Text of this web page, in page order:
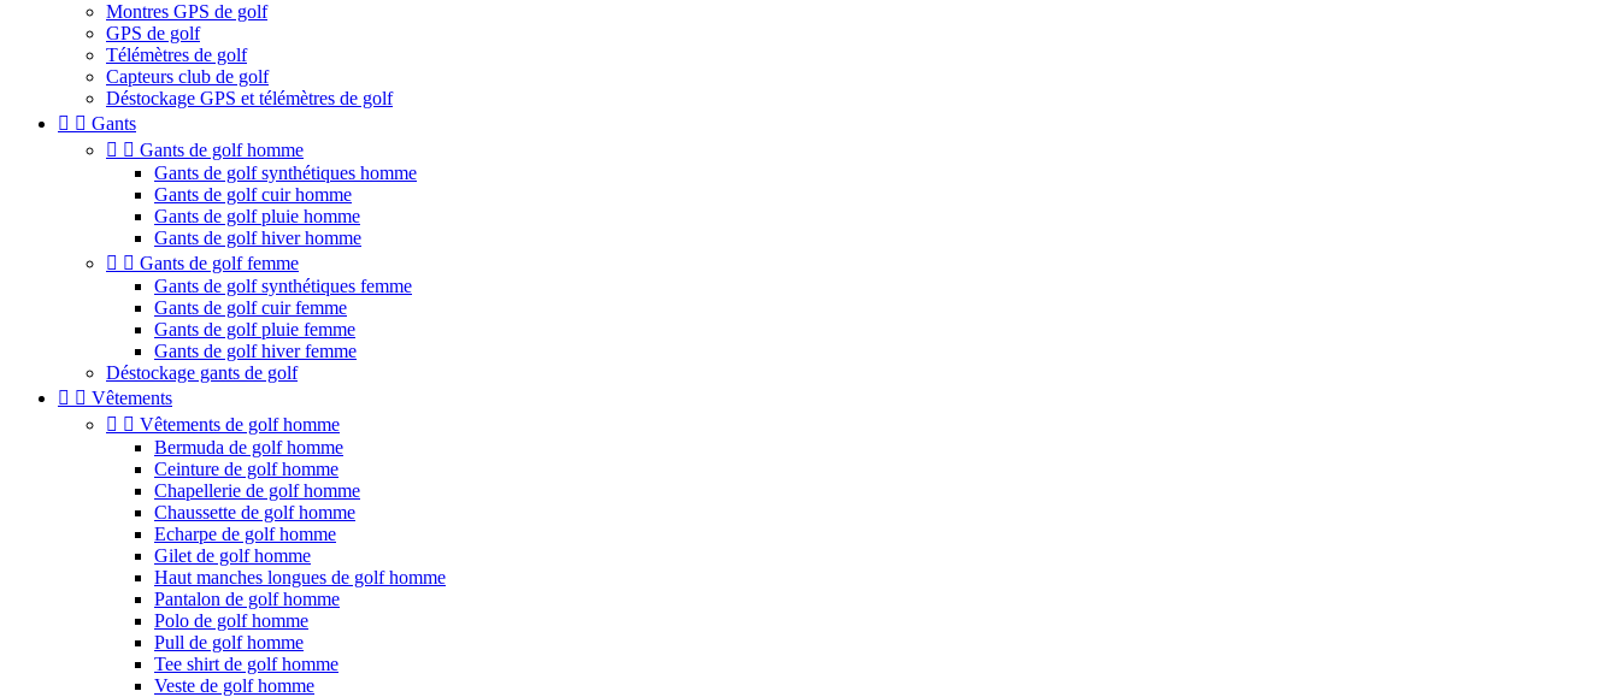
Montres GPS de golf
GPS de golf
Télémètres de golf
Capteurs club de golf
Déstockage GPS et télémètres de golf
  Gants
  Gants de golf homme
Gants de golf synthétiques homme
Gants de golf cuir homme
Gants de golf pluie homme
Gants de golf hiver homme
  Gants de golf femme
Gants de golf synthétiques femme
Gants de golf cuir femme
Gants de golf pluie femme
Gants de golf hiver femme
Déstockage gants de golf
  Vêtements
  Vêtements de golf homme
Bermuda de golf homme
Ceinture de golf homme
Chapellerie de golf homme
Chaussette de golf homme
Echarpe de golf homme
Gilet de golf homme
Haut manches longues de golf homme
Pantalon de golf homme
Polo de golf homme
Pull de golf homme
Tee shirt de golf homme
Veste de golf homme